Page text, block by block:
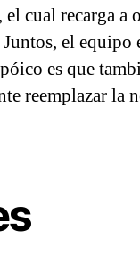
cual recarga a
el equipo
es que
reemplazar la